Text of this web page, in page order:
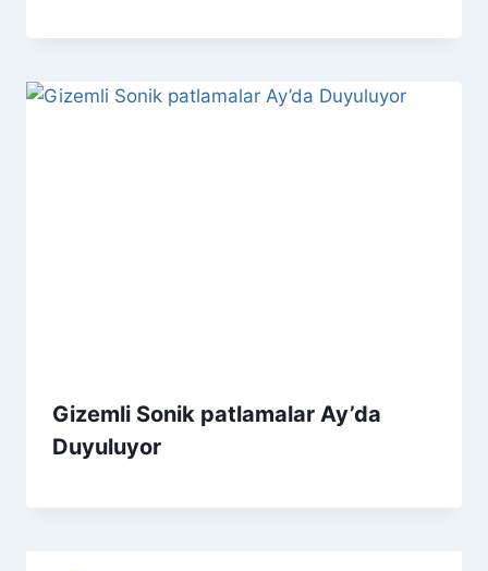
Gizemli Sonik patlamalar Ay’da
Duyuluyor